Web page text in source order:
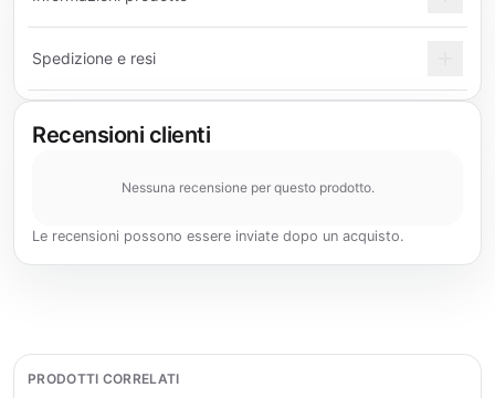
Spedizione e resi
Recensioni clienti
Nessuna recensione per questo prodotto.
Le recensioni possono essere inviate dopo un acquisto.
PRODOTTI CORRELATI